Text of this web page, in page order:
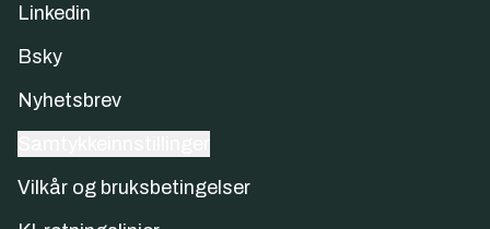
Linkedin
Bsky
Nyhetsbrev
Vilkår og bruksbetingelser